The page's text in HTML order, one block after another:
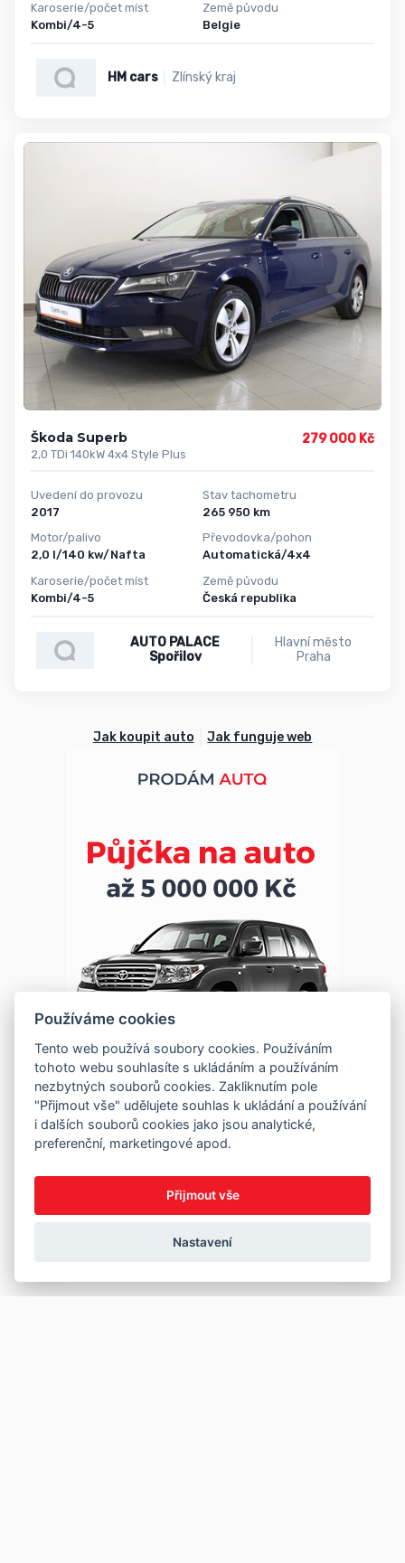
Karoserie/počet míst
Kombi/4-5
Země původu
Belgie
HM cars Zlínský kraj
Škoda Superb
2,0 TDi 140kW 4x4 Style Plus
279 000 Kč
Uvedení do provozu
2017
Motor/palivo
2,0 l/140 kw/Nafta
Karoserie/počet míst
Kombi/4-5
Stav tachometru
265 950 km
Převodovka/pohon
Automatická/4x4
Země původu
Česká republika
AUTO PALACE
Spořilov
Hlavní město
Praha
Jak koupit auto Jak funguje web
Používáme cookies
Tento web používá soubory cookies. Používáním
tohoto webu souhlasíte s ukládáním a používáním
nezbytných souborů cookies. Zakliknutím pole
"Přijmout vše" udělujete souhlas k ukládání a používání
i dalších souborů cookies jako jsou analytické,
preferenční, marketingové apod.
Přijmout vše
Nastavení